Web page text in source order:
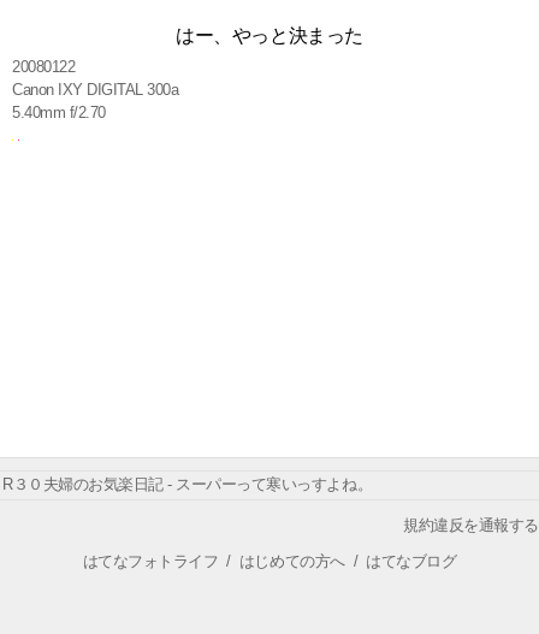
はー、やっと決まった
20080122
Canon IXY DIGITAL 300a
5.40mm f/2.70
R３０夫婦のお気楽日記 - スーパーって寒いっすよね。
規約違反を通報する
はてなフォトライフ / はじめての方へ/ はてなブログ